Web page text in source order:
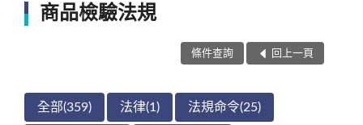
商品檢驗法規
條件查詢 回上一頁
全部(359) 法律(1) 法規命令(25)